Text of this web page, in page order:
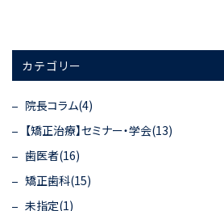
カテゴリー
院長コラム(4)
【矯正治療】セミナー・学会(13)
歯医者(16)
矯正歯科(15)
未指定(1)